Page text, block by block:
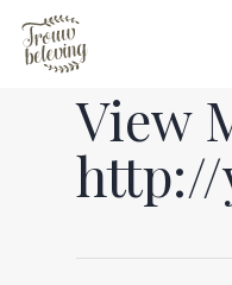
Hit enter to
View
http://